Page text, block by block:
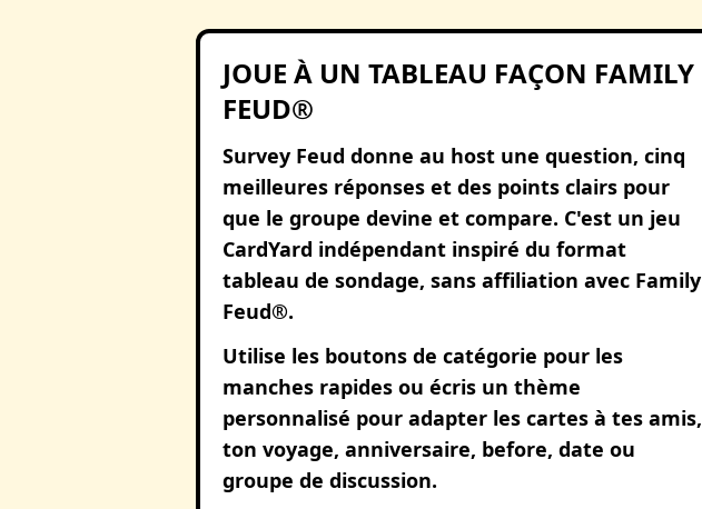
JOUE À UN TABLEAU FAÇON FAMILY
FEUD®
Survey Feud donne au host une question, cinq
meilleures réponses et des points clairs pour
que le groupe devine et compare. C'est un jeu
CardYard indépendant inspiré du format
tableau de sondage, sans affiliation avec Family
Feud®.
Utilise les boutons de catégorie pour les
manches rapides ou écris un thème
personnalisé pour adapter les cartes à tes amis,
ton voyage, anniversaire, before, date ou
groupe de discussion.